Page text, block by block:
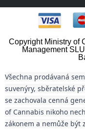
Copyright Ministry of
Management
Všechna prodávaná
suvenýry, sběratelské
se zachovala cenná
of Cannabis nikoho
zákonem a nemůže být